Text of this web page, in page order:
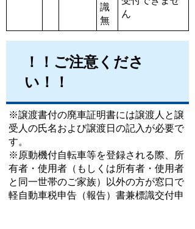
識
無
ん
！！ご注意くださ
い！！
※譲渡書付の廃車証明書には譲渡人と譲
受人の氏名および譲渡日の記入が必要で
す。
※原動機付自転車等を登録される際、所
有者・使用者（もしくは所有者・使用者
と同一世帯のご家族）以外の方が窓口で
軽自動車税申告（報告）書兼標識交付申